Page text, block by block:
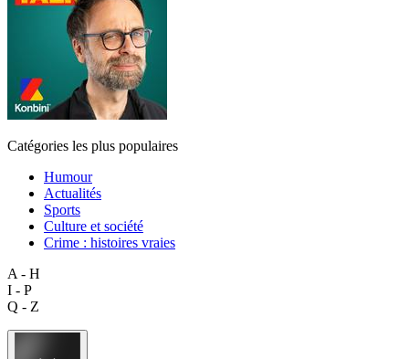
Catégories les plus populaires
Humour
Actualités
Sports
Culture et société
Crime : histoires vraies
A - H
I - P
Q - Z